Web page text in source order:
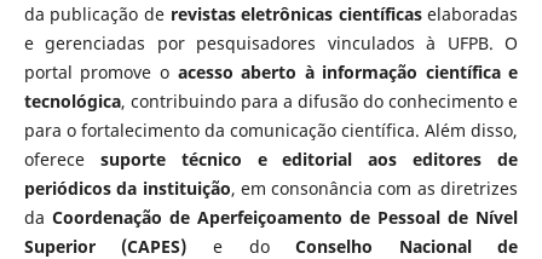
da publicação de revistas eletrônicas científicaselaboradas
e gerenciadas por pesquisadores vinculados à UFPB. O
portal promove o acesso aberto à informação científica e
tecnológica, contribuindo para a difusão do conhecimento e
para o fortalecimento da comunicação científica. Além disso,
oferece suporte técnico e editorial aos editores de
periódicos da instituição, em consonância com as diretrizes
da Coordenação de Aperfeiçoamento de Pessoal de Nível
Superior (CAPES) e doConselho Nacional de